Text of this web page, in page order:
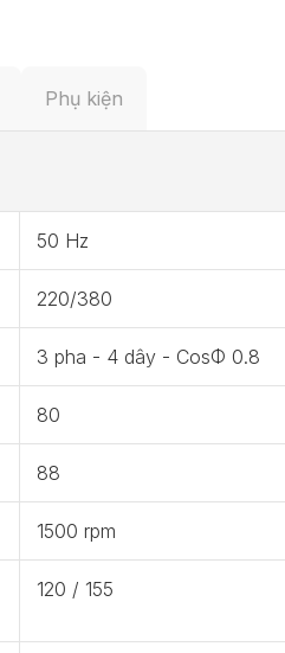
Phụ kiện
50 Hz
220/380
3 pha - 4 dây - CosΦ 0.8
80
88
1500 rpm
120 / 155